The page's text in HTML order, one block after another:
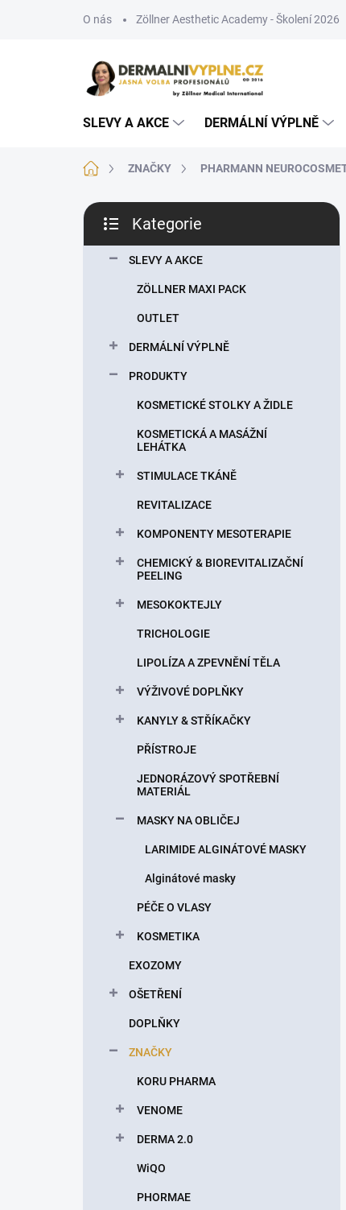
O nás Zöllner Aesthetic Academy - Školení 2026
SLEVY A AKCE DERMÁLNÍ VÝPLNĚ
Domů ZNAČKY PHARMANN
P
s
kategorie
Kategorie
SLEVY A AKCE
ZÖLLNER MAXI PACK
OUTLET
DERMÁLNÍ VÝPLNĚ
PRODUKTY
KOSMETICKÉ STOLKY A ŽIDLE
KOSMETICKÁ A MASÁŽNÍ
LEHÁTKA
STIMULACE TKÁNĚ
REVITALIZACE
KOMPONENTY MESOTERAPIE
CHEMICKÝ & BIOREVITALIZAČNÍ
PEELING
MESOKOKTEJLY
TRICHOLOGIE
LIPOLÍZA A ZPEVNĚNÍ TĚLA
VÝŽIVOVÉ DOPLŇKY
KANYLY & STŘÍKAČKY
PŘÍSTROJE
JEDNORÁZOVÝ SPOTŘEBNÍ
MATERIÁL
MASKY NA OBLIČEJ
LARIMIDE ALGINÁTOVÉ MASKY
Alginátové masky
PÉČE O VLASY
KOSMETIKA
EXOZOMY
OŠETŘENÍ
DOPLŇKY
ZNAČKY
KORU PHARMA
VENOME
DERMA 2.0
WiQO
PHORMAE